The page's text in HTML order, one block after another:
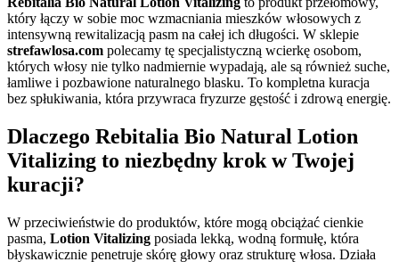
który łączy w sobie moc wzmacniania mieszków włosowych z
intensywną rewitalizacją pasm na całej ich długości. W sklepie
strefawlosa.com polecamy tę specjalistyczną wcierkę osobom,
których włosy nie tylko nadmiernie wypadają, ale są również suche,
łamliwe i pozbawione naturalnego blasku. To kompletna kuracja
bez spłukiwania, która przywraca fryzurze gęstość i zdrową energię.
Dlaczego Rebitalia Bio Natural Lotion
Vitalizing to niezbędny krok w Twojej
kuracji?
W przeciwieństwie do produktów, które mogą obciążać cienkie
pasma, Lotion Vitalizing posiada lekką, wodną formułę, która
błyskawicznie penetruje skórę głowy oraz strukturę włosa. Działa